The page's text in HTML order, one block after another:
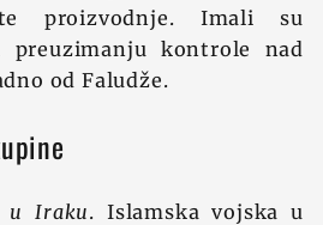
proizvodnje. Imali su
preuzimanju kontrole nad
od Faludže.
u Iraku. Islamska vojska u